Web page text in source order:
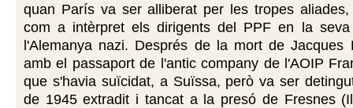
quan París va ser alliberat per les tropes aliades,
com a intèrpret els dirigents del PPF en la
l'Alemanya nazi. Després de la mort de Jacques
amb el passaport de l'antic company de l'AOIP
que s'havia suïcidat, a Suïssa, però va ser
de 1945 extradit i tancat a la presó de Fresnes